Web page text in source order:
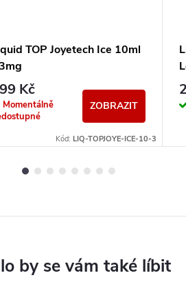
TOP Joyetech Ice 10ml
Kč
Momentálně
ZOBRAZIT
Kód: LIQ-TOPJOYE-ICE-10-3